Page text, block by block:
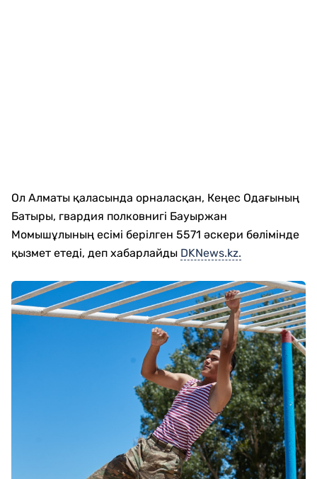
Ол Алматы қаласында орналасқан, Кеңес Одағының
Батыры, гвардия полковнигі Бауыржан
Момышұлының есімі берілген 5571 әскери бөлімінде
қызмет етеді, деп хабарлайды DKNews.kz.